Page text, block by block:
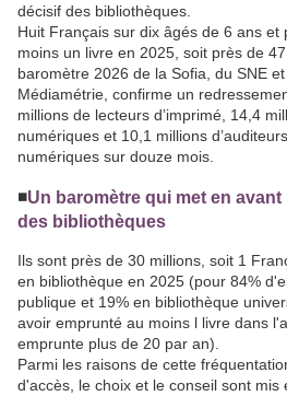
décisif des bibliothèques.
Huit Français sur dix âgés de 6 ans et
moins un livre en 2025, soit près de
baromètre 2026 de la Sofia, du SNE
Médiamétrie, confirme un
millions de lecteurs d’imprimé, 14,4
numériques et 10,1 millions
numériques sur douze mois.
◾️Un baromètre qui met en
des bibliothèques
Ils sont près de 30 millions, soit 1
en bibliothèque en 2025 (pour 84%
publique et 19% en bibliothèque
avoir emprunté au moins l livre dans
emprunte plus de 20 par an).
Parmi les raisons de cette
d'accès, le choix et le conseil sont mis